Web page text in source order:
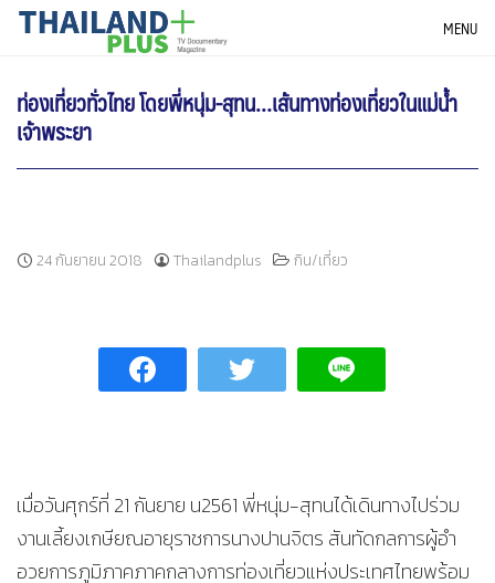
SkipTHAILANDPLUS NEWS MENU
ท่องเที่ยวทั่วไทย โดยพี่หนุ่ม-สุทน…เส้นทางท่องเที่ยวในแม่น้ำ
เจ้าพระยา
24 กันยายน 2018 Thailandplus กิน/เที่ยว
เมื่อวันศุกร์ที่ 21 กันยาย น2561 พี่หนุ่ม-สุทนได้เดินทางไปร่วม
งานเลี้ยงเกษียณอายุราชการนางปานจิตร สันทัดกลการผู้อำ
อวยการภูมิภาคภาคกลางการท่องเที่ยวแห่งประเทศไทยพร้อม